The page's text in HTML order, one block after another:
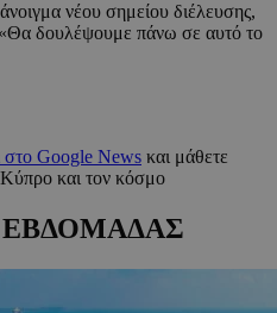
νέου σημείου διέλευσης,
δουλέψουμε πάνω σε αυτό το
Google News και μάθετε
Κύπρο και τον κόσμο
ΕΒΔΟΜΑΔΑΣ